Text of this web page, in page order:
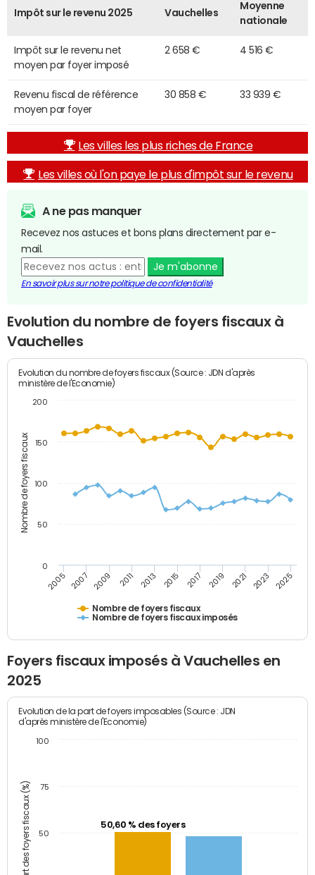
Impôt sur le revenu 2025 Vauchelles
Moyenne
nationale
Impôt sur le revenu net
moyen par foyer imposé
2 658 € 4 516 €
Revenu fiscal de référence
moyen par foyer
30 858 € 33 939 €
Les villes les plus riches de France
Les villes où l'on paye le plus d'impôt sur le revenu
A ne pas manquer
Recevez nos astuces et bons plans directement par e-
mail.
Je m'abonne
En savoir plus sur notre politique de confidentialité
Evolution du nombre de foyers fiscaux à
Vauchelles
Nombre de foyers fiscaux
Evolution du nombre de foyers fiscaux (Source : JDN d'après
ministère de l'Economie)
Nombre de foyers fiscaux
Nombre de foyers fiscaux imposés
2005 2007 2009 2011 2013 2015 2017 2019 2021 2023 2025
0
50
100
150
200
Foyers fiscaux imposés à Vauchelles en
2025
Part des foyers fiscaux (%)
Evolution de la part de foyers imposables (Source : JDN
d'après ministère de l'Economie)
50,60 % des foyers
50
75
100